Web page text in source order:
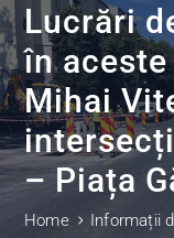
Lucrări
în
Mihai
– Piața
Home
Informații